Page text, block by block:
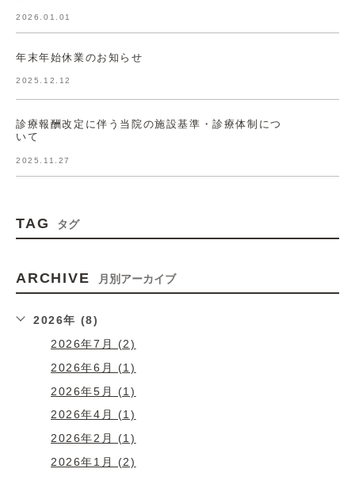
2026.01.01
年末年始休業のお知らせ
2025.12.12
診療報酬改定に伴う当院の施設基準・診療体制につ
いて
2025.11.27
TAG タグ
ARCHIVE 月別アーカイブ
2026年 (8)
2026年7月 (2)
2026年6月 (1)
2026年5月 (1)
2026年4月 (1)
2026年2月 (1)
2026年1月 (2)